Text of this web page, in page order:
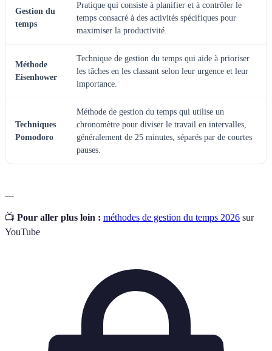
Gestion du
temps
Pratique qui consiste à planifier et à contrôler le
temps consacré à des activités spécifiques pour
maximiser la productivité.
Méthode
Eisenhower
Technique de gestion du temps qui aide à prioriser
les tâches en les classant selon leur urgence et leur
importance.
Techniques
Pomodoro
Méthode de gestion du temps qui utilise un
chronomètre pour diviser le travail en intervalles,
généralement de 25 minutes, séparés par de courtes
pauses.
---
📺 Pour aller plus loin : méthodes de gestion du temps 2026 sur
YouTube